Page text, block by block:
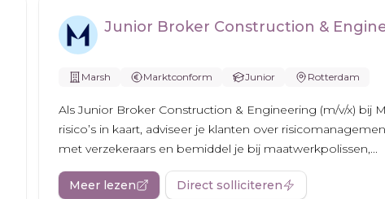
Junior Broker Construction &
Marsh Marktconform Junior Rotterdam
Als Junior Broker Construction & Engineering (m/v/x) bij
risico’s in kaart, adviseer je klanten over
met verzekeraars en bemiddel je bij maatwerkpolissen,...
Meer lezen Direct solliciteren